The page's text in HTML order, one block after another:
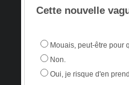
Cette nouvelle
Mouais, peut-être pour
Non.
Oui, je risque d'en